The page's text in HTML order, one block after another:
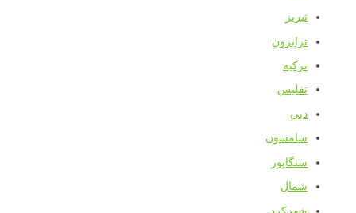
تبریز
ترابزون
ترکیه
تفلیس
دبی
سامسون
سنگاپور
شمال
شهرکرد